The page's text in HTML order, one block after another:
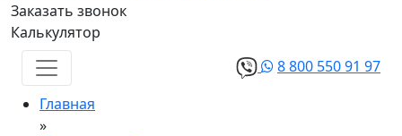
Заказать звонок
Калькулятор
8 800 550 91 97
Главная
»